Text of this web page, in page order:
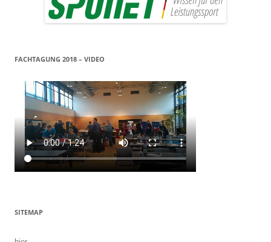
FACHTAGUNG 2018 – VIDEO
SITEMAP